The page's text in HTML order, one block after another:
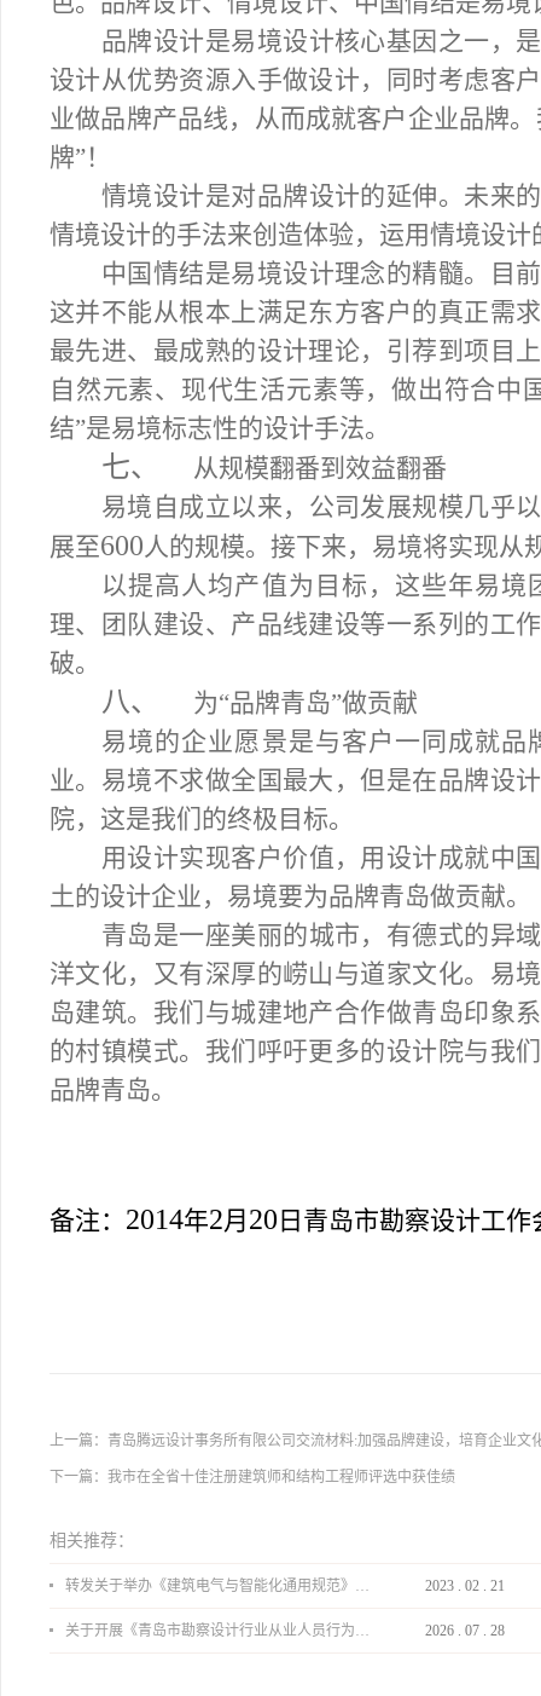
品牌设计是易境设计核心基因之一，
设计从优势资源入手做设计，同时考虑客
业做品牌产品线，从而成就客户企业品牌
牌”！
情境设计是对品牌设计的延伸。未来
情境设计的手法来创造体验，运用情境设
中国情结是易境设计理念的精髓。目
这并不能从根本上满足东方客户的真正需
最先进、最成熟的设计理论，引荐到项目
自然元素、现代生活元素等，做出符合中
结”是易境标志性的设计手法。
七、
从规模翻番到效益翻番
易境自成立以来，公司发展规模几乎
展至600人的规模。接下来，易境将实现从
以提高人均产值为目标，这些年易
理、团队建设、产品线建设等一系列的工
破。
八、
为“品牌青岛”做贡献
易境的企业愿景是与客户一同成就
业。易境不求做全国最大，但是在品牌设
院，这是我们的终极目标。
用设计实现客户价值，用设计成就中
土的设计企业，易境要为品牌青岛做贡献。
青岛是一座美丽的城市，有德式的异
洋文化，又有深厚的崂山与道家文化。易
岛建筑。我们与城建地产合作做青岛印象
的村镇模式。我们呼吁更多的设计院与我
品牌青岛。
备注： 2014年2月 20 日 青岛市勘察设计工作
上一篇： 青岛腾远设计事务所有限公司交流材料:加强品牌建设，培育企业文
下一篇： 我市在全省十佳注册建筑师和结构工程师评选中获佳绩
相关推荐：
转发关于举办《建筑电气与智能化通用规范》 GB55024-2022公益宣贯的通知 2023 . 02 . 21
关于开展《青岛市勘察设计行业从业人员行为导则》、《青岛市住宅工程设计审查品质提升指引（2026版）》宣贯活动的通知 2026 . 07 . 28